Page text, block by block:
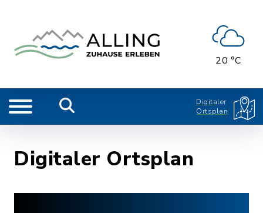
20 °C
Digitaler
Ortsplan
Digitaler Ortsplan